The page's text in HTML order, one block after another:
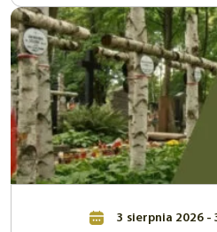
3 sierpnia 2026 -